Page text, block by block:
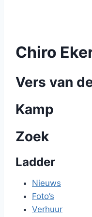
Chiro
Vers van
Kamp
Zoek
Ladder
Nieuws
Foto’s
Verhuur